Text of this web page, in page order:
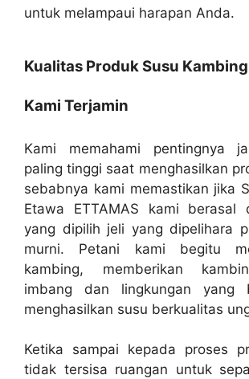
untuk melampaui harapan Anda.
Kualitas Produk Susu
Kami Terjamin
Kami memahami pentingnya
paling tinggi saat menghasilkan
sebabnya kami memastikan jika
Etawa ETTAMAS kami berasal
yang dipilih jeli yang dipelihara
murni. Petani kami begitu
kambing, memberikan
imbang dan lingkungan yang
menghasilkan susu berkualitas
Ketika sampai kepada proses
tidak tersisa ruangan untuk